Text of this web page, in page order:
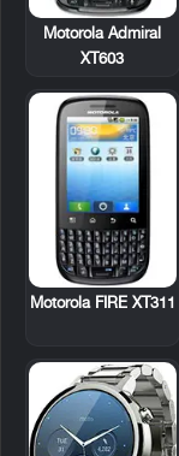
Motorola Admiral
XT603
Motorola FIRE XT311